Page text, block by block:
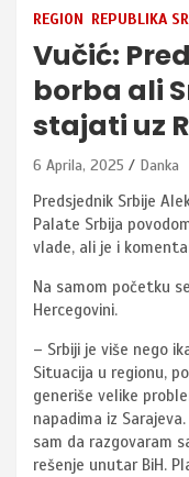
REGION REPUBLIKA
Vučić:
borba ali
stajati uz
6 Aprila, 2025 Danka
Predsjednik Srbije
Palate Srbija
vlade, ali je i
Na samom početku
Hercegovini.
– Srbiji je više nego
Situacija u regionu,
generiše velike
napadima iz
sam da razgovaram
rešenje unutar BiH.